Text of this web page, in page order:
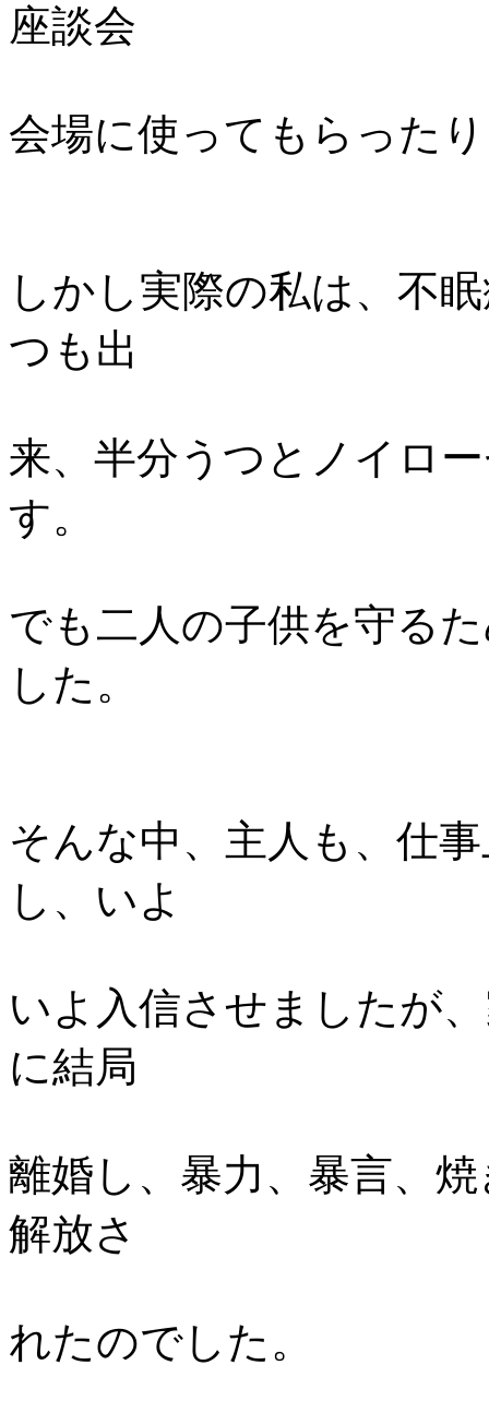
座談会
会場に使ってもらった
しかし実際の私は、不
つも出
来、半分うつとノイロ
す。
でも二人の子供を守る
した。
そんな中、主人も、仕
し、いよ
いよ入信させましたが
に結局
離婚し、暴力、暴言、
解放さ
れたのでした。